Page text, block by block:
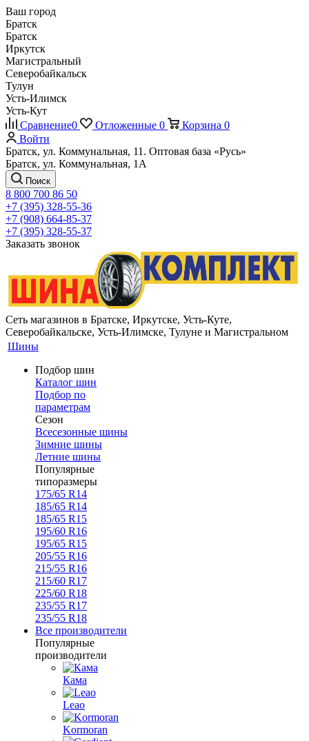
Ваш город
Братск
Братск
Иркутск
Магистральный
Северобайкальск
Тулун
Усть-Илимск
Усть-Кут
Сравнение0 Отложенные 0 Корзина 0
Войти
Братск, ул. Коммунальная, 11. Оптовая база «Русь»
Братск, ул. Коммунальная, 1А
Поиск
8 800 700 86 50
+7 (395) 328-55-36
+7 (908) 664-85-37
+7 (395) 328-55-37
Заказать звонок
Сеть магазинов в Братске, Иркутске, Усть-Куте,
Северобайкальске, Усть-Илимске, Тулуне и Магистральном
Шины
Подбор шин
Каталог шин
Подбор по
параметрам
Сезон
Всесезонные шины
Зимние шины
Летние шины
Популярные
типоразмеры
175/65 R14
185/65 R14
185/65 R15
195/60 R16
195/65 R15
205/55 R16
215/55 R16
215/60 R17
225/60 R18
235/55 R17
235/55 R18
Все производители
Популярные
производители
Кама
Leao
Kormoran